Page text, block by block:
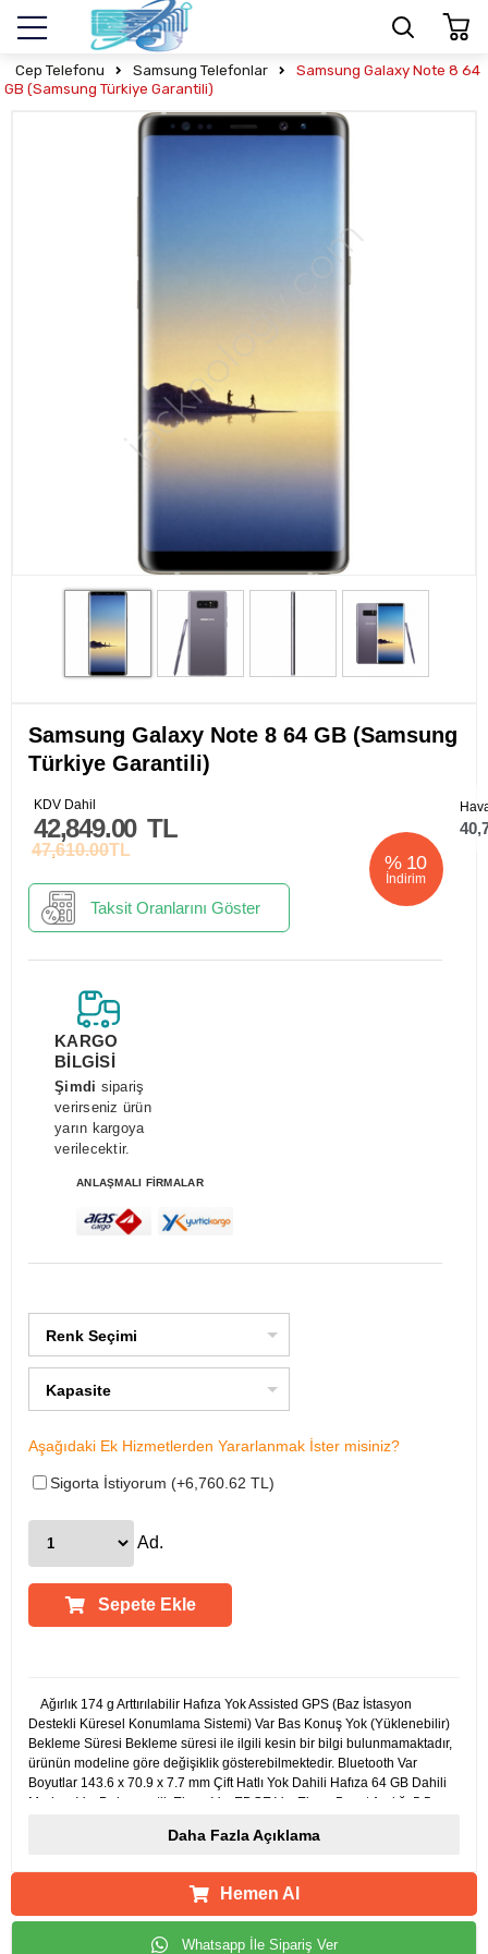
Cep Telefonu Samsung Telefonlar
Samsung Galaxy Note 8 64
GB (Samsung Türkiye Garantili)
Samsung Galaxy Note 8 64 GB (Samsung
Türkiye Garantili)
% 10
İndirim
47,610.00TL
42,849.00 TL
KDV Dahil
Taksit Oranlarını Göster
KARGO
BİLGİSİ
Şimdi sipariş
verirseniz ürün
yarın kargoya
verilecektir.
ANLAŞMALI FİRMALAR
Renk Seçimi
Kapasite
Aşağıdaki Ek Hizmetlerden Yararlanmak İster misiniz?
Sigorta İstiyorum (+6,760.62 TL)
Ad.
Sepete Ekle
Ağırlık 174 g Arttırılabilir Hafıza Yok Assisted GPS (Baz İstasyon
Destekli Küresel Konumlama Sistemi) Var Bas Konuş Yok (Yüklenebilir)
Bekleme Süresi Bekleme süresi ile ilgili kesin bir bilgi bulunmamaktadır,
ürünün modeline göre değişiklik gösterebilmektedir. Bluetooth Var
Boyutlar 143.6 x 70.9 x 7.7 mm Çift Hatlı Yok Dahili Hafıza 64 GB Dahili
Modem Var Dokunmatik Ekran Var EDGE Var Ekran Boyut Aralığı 5,5 -
Renk Çözünürlüğü 16 Milyon Ekran Tipi Süper AMOLED E-mail Desteği
Taraması Var GPS (Küresel Konumlama Sistemi) Var HandsFree (Eller
Serbest) Var İşlemci Kapasitesi Hexa-core İşletim Sistemi iOS 11 İşletim
Türü iPhone OS Java Desteği Yok Kablosuz Şarj Var Kamera
Daha Fazla Açıklama
Hemen Al
Whatsapp İle Sipariş Ver